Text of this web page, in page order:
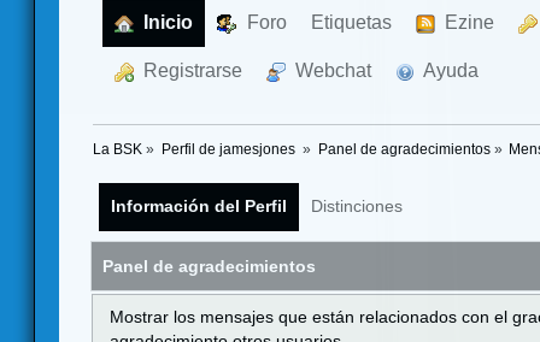
Inicio Foro Etiquetas Ezine
Registrarse Webchat Ayuda
La BSK » Perfil de jamesjones » Panel de agradecimientos»
Información del Perfil Distinciones
Panel de agradecimientos
Mostrar los mensajes que están relacionados con el